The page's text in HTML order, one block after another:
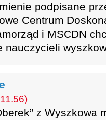
podpisane
Centrum
i MSCDN
z Wyszkowa